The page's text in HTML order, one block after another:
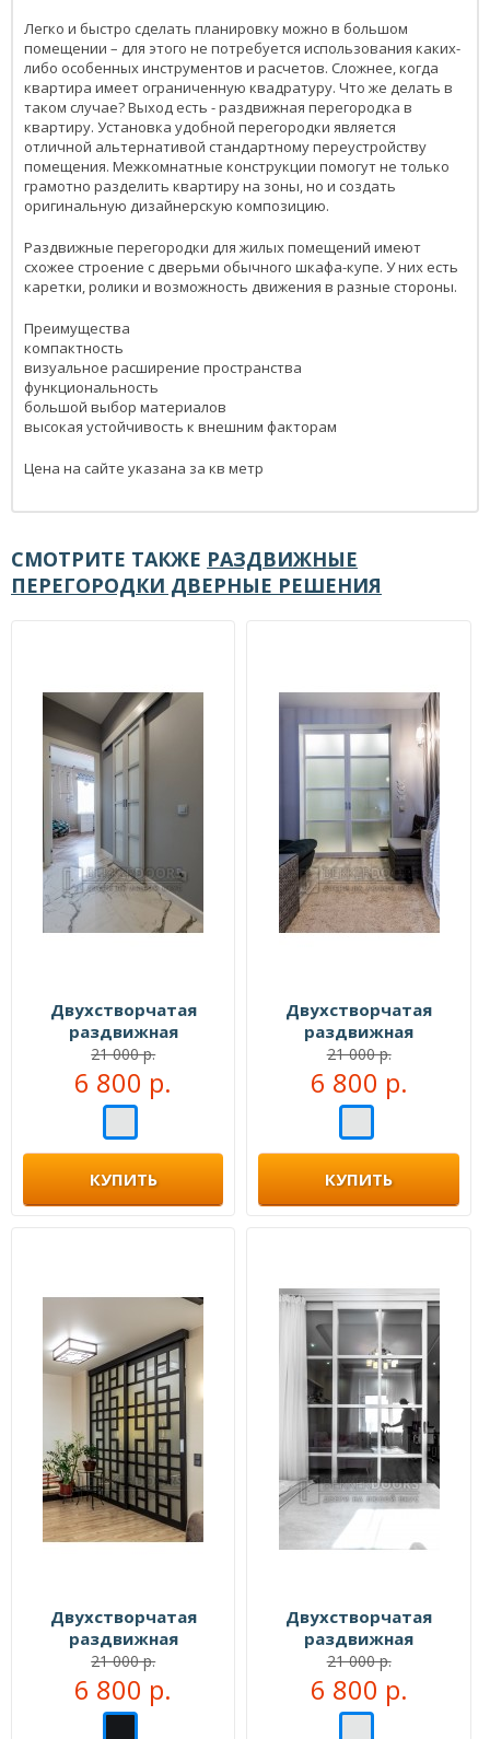
Легко и быстро сделать планировку можно в большом
помещении – для этого не потребуется использования каких-
либо особенных инструментов и расчетов. Сложнее, когда
квартира имеет ограниченную квадратуру. Что же делать в
таком случае? Выход есть - раздвижная перегородка в
квартиру. Установка удобной перегородки является
отличной альтернативой стандартному переустройству
помещения. Межкомнатные конструкции помогут не только
грамотно разделить квартиру на зоны, но и создать
оригинальную дизайнерскую композицию.
Раздвижные перегородки для жилых помещений имеют
схожее строение с дверьми обычного шкафа-купе. У них есть
каретки, ролики и возможность движения в разные стороны.
Преимущества
компактность
визуальное расширение пространства
функциональность
большой выбор материалов
высокая устойчивость к внешним факторам
Цена на сайте указана за кв метр
СМОТРИТЕ ТАКЖЕ РАЗДВИЖНЫЕ
ПЕРЕГОРОДКИ ДВЕРНЫЕ РЕШЕНИЯ
Двухстворчатая
раздвижная
перегородка №109555
21 000 р.
6 800 р.
КУПИТЬ
Двухстворчатая
раздвижная
перегородка №109999
21 000 р.
6 800 р.
КУПИТЬ
Двухстворчатая
раздвижная
перегородка №104333
21 000 р.
6 800 р.
Двухстворчатая
раздвижная
перегородка №104999
21 000 р.
6 800 р.